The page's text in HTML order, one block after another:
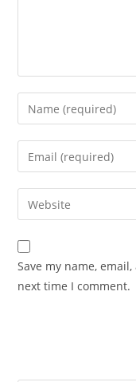
Save my name,
next time I comment.